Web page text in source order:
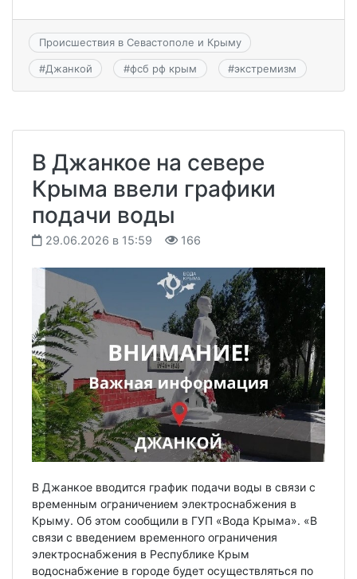
Происшествия в Севастополе и Крыму
#Джанкой #фсб рф крым #экстремизм
В Джанкое на севере
Крыма ввели графики
подачи воды
29.06.2026 в 15:59 166
В Джанкое вводится график подачи воды в связи с
временным ограничением электроснабжения в
Крыму. Об этом сообщили в ГУП «Вода Крыма». «В
связи с введением временного ограничения
электроснабжения в Республике Крым
водоснабжение в городе будет осуществляться по